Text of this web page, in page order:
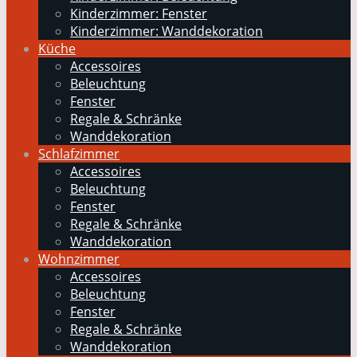
Kinderzimmer: Fenster
Kinderzimmer: Wanddekoration
Küche
Accessoires
Beleuchtung
Fenster
Regale & Schränke
Wanddekoration
Schlafzimmer
Accessoires
Beleuchtung
Fenster
Regale & Schränke
Wanddekoration
Wohnzimmer
Accessoires
Beleuchtung
Fenster
Regale & Schränke
Wanddekoration